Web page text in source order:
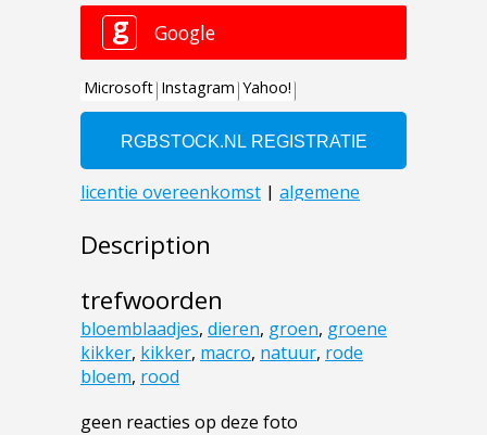
Description
trefwoorden
bloemblaadjes, dieren, groen, groene
kikker, kikker, macro, natuur, rode
bloem, rood
geen reacties op deze foto